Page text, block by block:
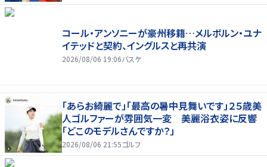
コール・アンソニーが豪州移籍…メルボルン・ユナ
イテッドと契約、イングルスと再共演
2026/08/06 19:06バスケ
「あらお綺麗で」「最高の暑中見舞いです」２５歳美
人ゴルファーが雰囲気一変 美麗浴衣姿に反響
「どこのモデルさんですか？」
2026/08/06 21:55ゴルフ